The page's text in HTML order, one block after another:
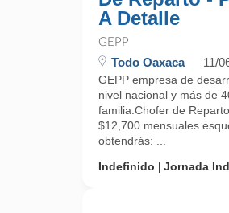
A Detalle
GEPP
Todo Oaxaca 11/
GEPP empresa de
nivel nacional y más de
familia.Chofer de
$12,700 mensuales
obtendrás: ...
Indefinido
Jornada